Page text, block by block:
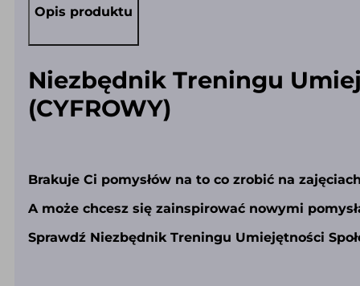
Opis produktu
Niezbędnik Treningu
(CYFROWY)
Brakuje Ci pomysłów na to co zrobić na
A może chcesz się zainspirować nowymi
Sprawdź Niezbędnik Treningu Umiejętności